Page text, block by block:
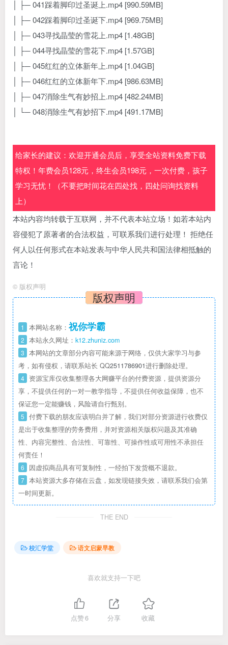
│ ├─ 041踩着脚印过圣诞上.mp4 [990.59MB]
│ ├─ 042踩着脚印过圣诞下.mp4 [969.75MB]
│ ├─ 043寻找晶莹的雪花上.mp4 [1.48GB]
│ ├─ 044寻找晶莹的雪花下.mp4 [1.57GB]
│ ├─ 045红红的立体新年上.mp4 [1.04GB]
│ ├─ 046红红的立体新年下.mp4 [986.63MB]
│ ├─ 047消除生气有妙招上.mp4 [482.24MB]
│ └─ 048消除生气有妙招下.mp4 [491.17MB]
给家长的建议：欢迎开通会员后，享受全站资料免费下载
特权！年费会员128元，终生会员198元，一次付费，孩子
学习无忧！（不要把时间花在四处找，四处问询找资料
上）
本站内容均转载于互联网，并不代表本站立场！如若本站内
容侵犯了原著者的合法权益，可联系我们进行处理！ 拒绝任
何人以任何形式在本站发表与中华人民共和国法律相抵触的
言论！
© 版权声明
版权声明
1 本网站名称： 祝你学霸
2 本站永久网址： k12.zhuniz.com
3 本网站的文章部分内容可能来源于网络，仅供大家学习与参
考，如有侵权，请联系站长 QQ2511786901进行删除处理。
4 资源宝库仅收集整理各大网赚平台的付费资源，提供资源分
享，不提供任何的一对一教学指导，不提供任何收益保障，也不
保证您一定能赚钱，风险请自行甄别。
5 付费下载的朋友应该明白并了解，我们对部分资源进行收费仅
是出于收集整理的劳务费用，并对资源相关版权问题及其准确
性、内容完整性、合法性、可靠性、可操作性或可用性不承担任
何责任！
6 因虚拟商品具有可复制性，一经拍下发货概不退款。
7 本站资源大多存储在云盘，如发现链接失效，请联系我们会第
一时间更新。
THE END
校汇学堂 语文启蒙早教
喜欢就支持一下吧
点赞6 分享 收藏